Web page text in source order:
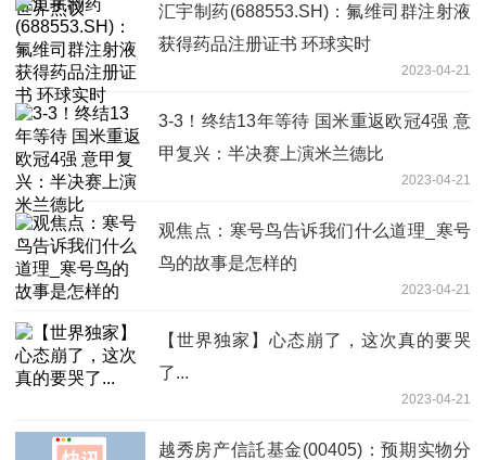
汇宇制药(688553.SH)：氟维司群注射液
获得药品注册证书 环球实时
2023-04-21
3-3！终结13年等待 国米重返欧冠4强 意
甲复兴：半决赛上演米兰德比
2023-04-21
观焦点：寒号鸟告诉我们什么道理_寒号
鸟的故事是怎样的
2023-04-21
【世界独家】心态崩了，这次真的要哭
了...
2023-04-21
越秀房产信託基金(00405)：预期实物分